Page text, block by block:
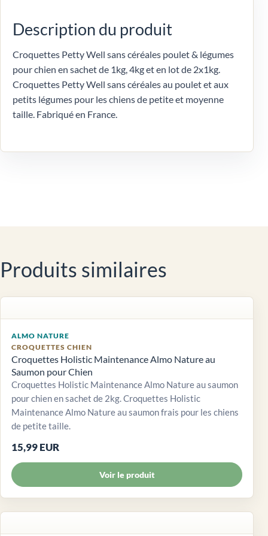
Description du produit
Croquettes Petty Well sans céréales poulet & légumes
pour chien en sachet de 1kg, 4kg et en lot de 2x1kg.
Croquettes Petty Well sans céréales au poulet et aux
petits légumes pour les chiens de petite et moyenne
taille. Fabriqué en France.
Produits similaires
ALMO NATURE
CROQUETTES CHIEN
Croquettes Holistic Maintenance Almo Nature au
Saumon pour Chien
Croquettes Holistic Maintenance Almo Nature au saumon
pour chien en sachet de 2kg. Croquettes Holistic
Maintenance Almo Nature au saumon frais pour les chiens
de petite taille.
15,99 EUR
Voir le produit